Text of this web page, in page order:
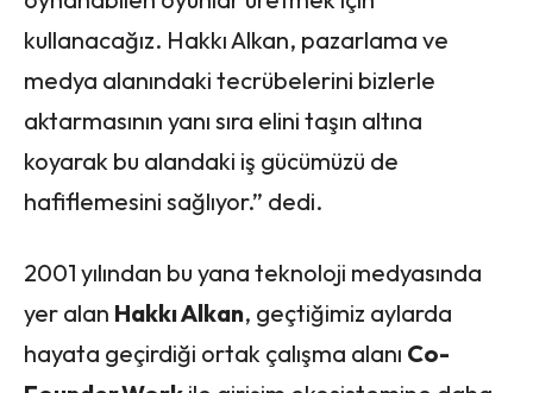
kullanacağız. Hakkı Alkan, pazarlama ve
medya alanındaki tecrübelerini bizlerle
aktarmasının yanı sıra elini taşın altına
koyarak bu alandaki iş gücümüzü de
hafiflemesini sağlıyor.” dedi.
2001 yılından bu yana teknoloji medyasında
yer alan Hakkı Alkan, geçtiğimiz aylarda
hayata geçirdiği ortak çalışma alanı Co-